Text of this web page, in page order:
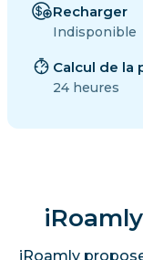
Recharger
Indisponible
Calcul de la
24 heures
iRoamly